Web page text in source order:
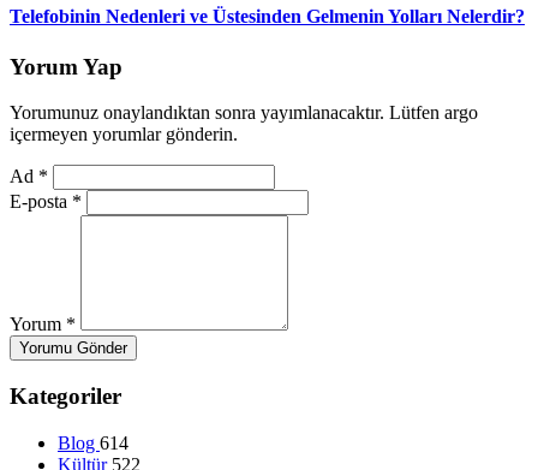
Telefobinin Nedenleri ve Üstesinden Gelmenin Yolları Nelerdir?
Yorum Yap
Yorumunuz onaylandıktan sonra yayımlanacaktır. Lütfen argo
içermeyen yorumlar gönderin.
Ad *
E-posta *
Yorum *
Yorumu Gönder
Kategoriler
Blog 614
Kültür 522